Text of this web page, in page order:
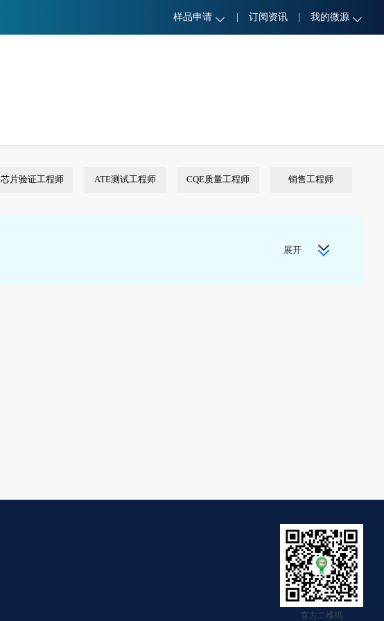
样品申请 订阅资讯 我的微源
芯片验证工程师 ATE测试工程师 CQE质量工程师 销售工程师
展开
官方二维码